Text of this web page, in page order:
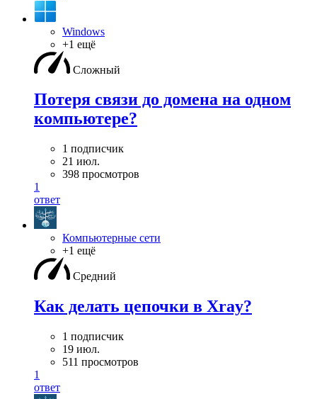
Windows
+1 ещё
Сложный
Потеря связи до домена на одном
компьютере?
1 подписчик
21 июл.
398 просмотров
1
ответ
Компьютерные сети
+1 ещё
Средний
Как делать цепочки в Xray?
1 подписчик
19 июл.
511 просмотров
1
ответ